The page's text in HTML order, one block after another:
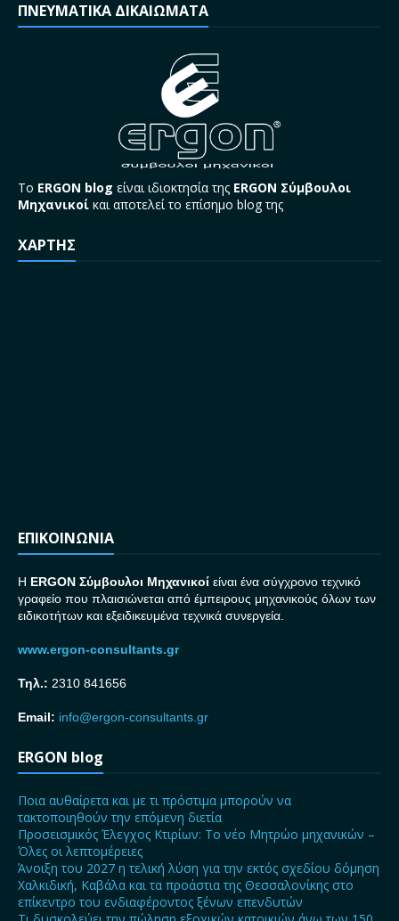
ΠΝΕΥΜΑΤΙΚΑ ΔΙΚΑΙΩΜΑΤΑ
Το ERGON blog είναι ιδιοκτησία της ERGON Σύμβουλοι
Μηχανικοί και αποτελεί το επίσημο blog της
ΧΑΡΤΗΣ
ΕΠΙΚΟΙΝΩΝΙΑ
H ERGON Σύμβουλοι Μηχανικοί είναι ένα σύγχρονο τεχνικό
γραφείο που πλαισιώνεται από έμπειρους μηχανικούς όλων των
ειδικοτήτων και εξειδικευμένα τεχνικά συνεργεία.
www.ergon-consultants.gr
Τηλ.: 2310 841656
Email: info@ergon-consultants.gr
ERGON blog
Ποια αυθαίρετα και με τι πρόστιμα μπορούν να
τακτοποιηθούν την επόμενη διετία
Προσεισμικός Έλεγχος Κτιρίων: Το νέο Μητρώο μηχανικών –
Όλες οι λεπτομέρειες
Άνοιξη του 2027 η τελική λύση για την εκτός σχεδίου δόμηση
Χαλκιδική, Καβάλα και τα προάστια της Θεσσαλονίκης στο
επίκεντρο του ενδιαφέροντος ξένων επενδυτών